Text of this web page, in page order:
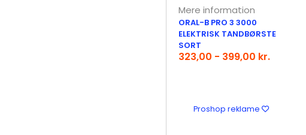
Mere information
ORAL-B PRO 3 3000
ELEKTRISK TANDBØRSTE
SORT
323,00 - 399,00 kr.
Proshop reklame